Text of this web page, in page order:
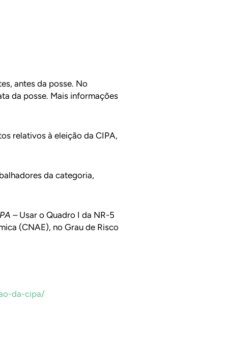
antes da posse. No
da posse. Mais informações
relativos à eleição da CIPA,
da categoria,
– Usar o Quadro I da NR-5
(CNAE), no Grau de Risco
da-cipa/